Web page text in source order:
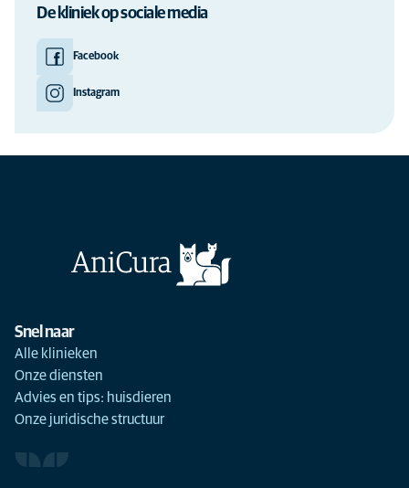
De kliniek op sociale media
Facebook
Instagram
Snel naar
Alle klinieken
Onze diensten
Advies en tips: huisdieren
Onze juridische structuur